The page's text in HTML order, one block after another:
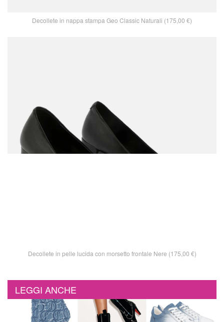
Decollete in nappa stampa Geo Classic Naturali (175,00 €)
Decollete in pelle lucida con morsetto frontale Nere (175,00 €)
LEGGI ANCHE